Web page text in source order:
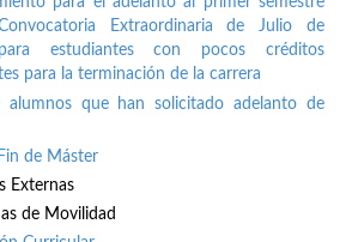
Extraordinaria de Julio de
estudiantes con pocos créditos
para la terminación de la carrera
alumnos que han solicitado adelanto de
Fin de Máster
Externas
de Movilidad